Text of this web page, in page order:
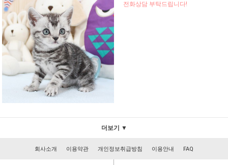
전화상담 부탁드립니다!
더보기 ▼
회사소개 이용약관 개인정보취급방침 이용안내 FAQ